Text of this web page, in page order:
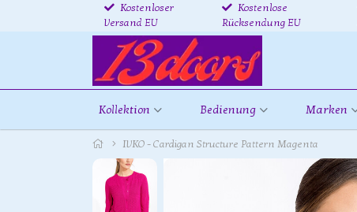
Kostenloser
Versand EU
Kostenlose
Rücksendung EU
Kollektion Bedienung Marken
IVKO - Cardigan Structure Pattern Magenta